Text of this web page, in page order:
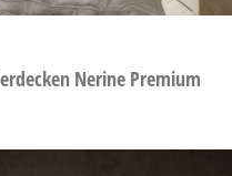
Nerine Premium